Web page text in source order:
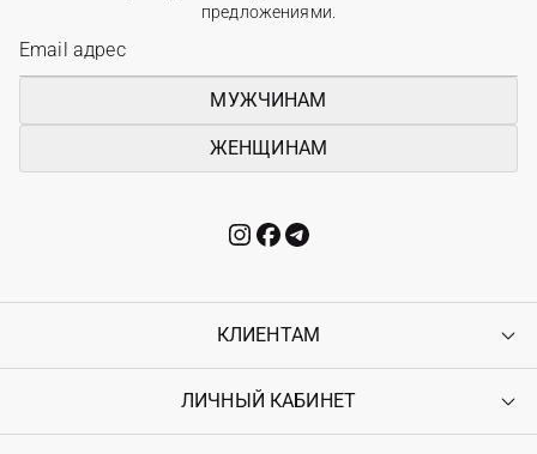
предложениями.
МУЖЧИНАМ
ЖЕНЩИНАМ
КЛИЕНТАМ
Контакты
ЛИЧНЫЙ КАБИНЕТ